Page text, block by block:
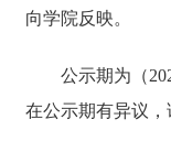
向学院反映。
公示期为（
在公示期有异议，